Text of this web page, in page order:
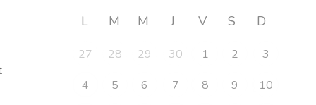
L M M J V S D
27 28 29 30 1 2
3
4
5 6 7 8 9
10